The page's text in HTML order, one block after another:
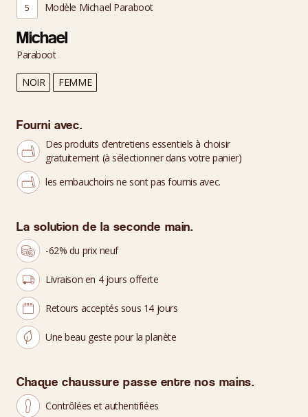
5 Modèle Michael Paraboot
Michael
Paraboot
NOIR FEMME
Fourni avec.
Des produits d’entretiens essentiels à choisir
gratuitement (à sélectionner dans votre panier)
les embauchoirs ne sont pas fournis avec.
La solution de la seconde main.
-62% du prix neuf
Livraison en 4 jours offerte
Retours acceptés sous 14 jours
Une beau geste pour la planète
Chaque chaussure passe entre nos mains.
Contrôlées et authentifiées